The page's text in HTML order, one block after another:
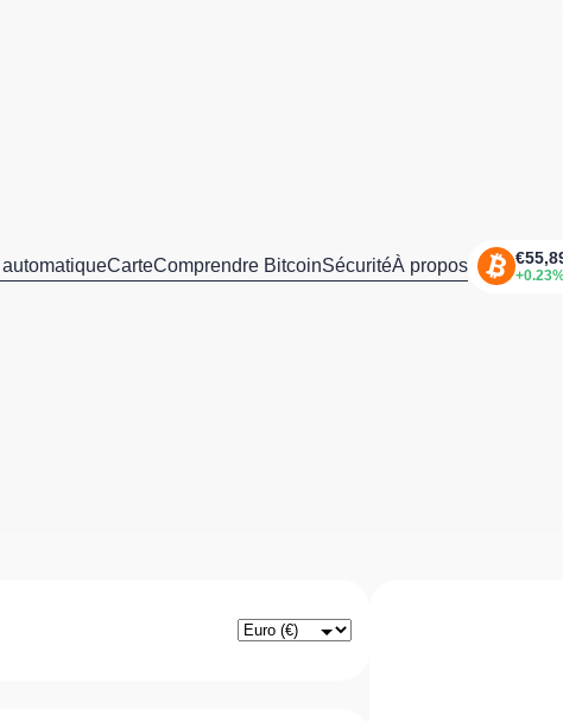
CarteComprendre BitcoinSécuritéÀ propos